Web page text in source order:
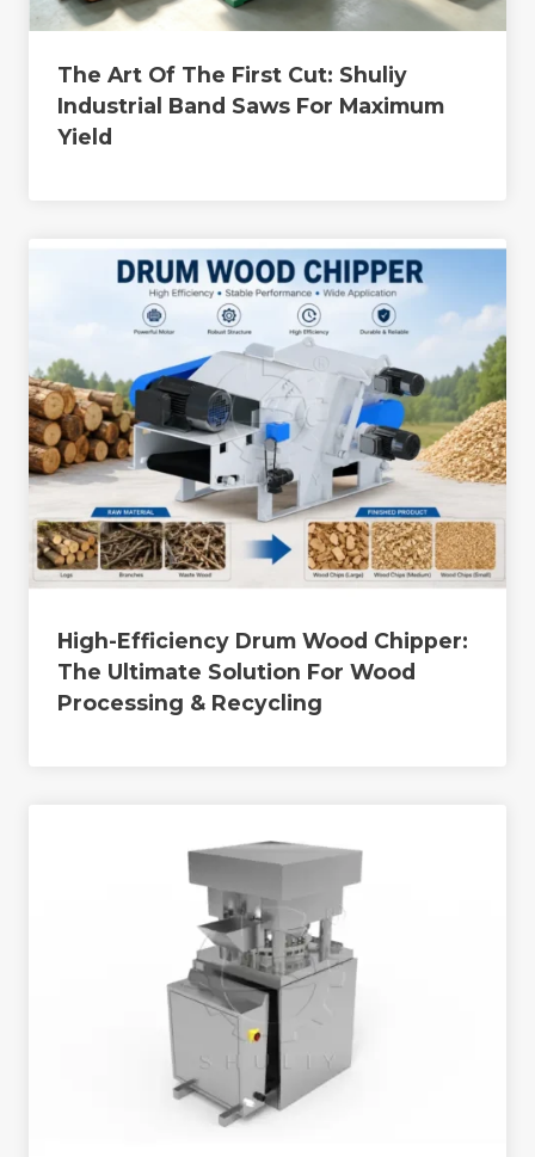
The Art Of The First Cut: Shuliy
Industrial Band Saws For Maximum
Yield
High-Efficiency Drum Wood Chipper:
The Ultimate Solution For Wood
Processing & Recycling